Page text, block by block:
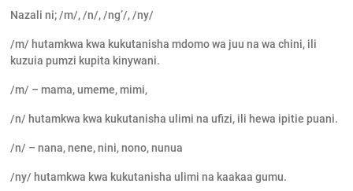
Nazali ni; /m/, /n/, /ng’/, /ny/
/m/ hutamkwa kwa kukutanisha mdomo wa juu na wa chini, ili
kuzuia pumzi kupita kinywani.
/m/ – mama, umeme, mimi,
/n/ hutamkwa kwa kukutanisha ulimi na ufizi, ili hewa ipitie puani.
/n/ – nana, nene, nini, nono, nunua
/ny/ hutamkwa kwa kukutanisha ulimi na kaakaa gumu.